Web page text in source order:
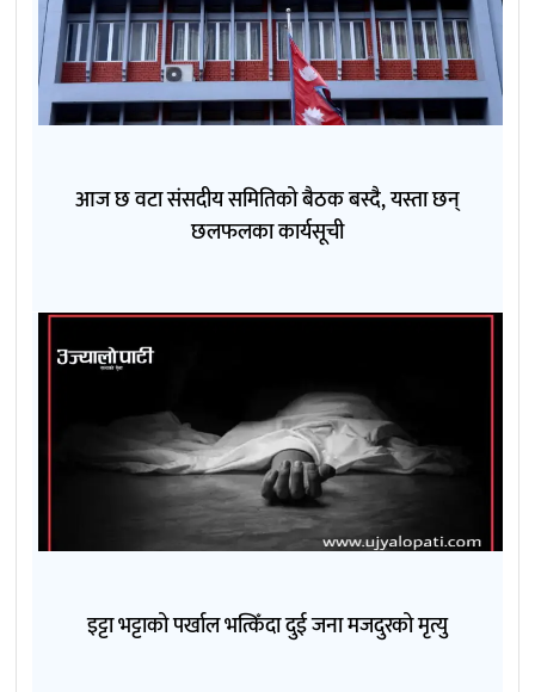
आज छ वटा संसदीय समितिको बैठक बस्दै, यस्ता छन्
छलफलका कार्यसूची
इट्टा भट्टाको पर्खाल भत्किँदा दुई जना मजदुरको मृत्यु